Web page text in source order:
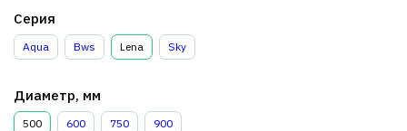
Серия
Aqua Bws Lena Sky
Диаметр, мм
500 600 750 900